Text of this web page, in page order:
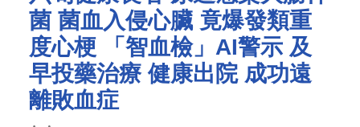
菌 菌血入侵心臟 竟爆發類重
度心梗 「智血檢」AI警示 及
早投藥治療 健康出院 成功遠
離敗血症